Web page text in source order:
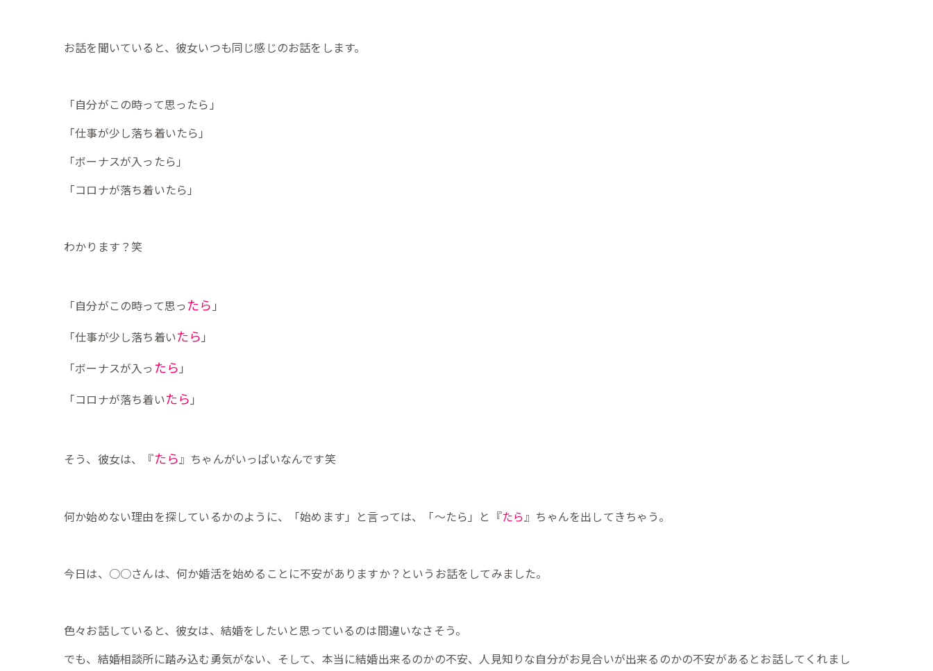
お話を聞いていると、彼女いつも同じ感じのお話をします。
「自分がこの時って思ったら」
「仕事が少し落ち着いたら」
「ボーナスが入ったら」
「コロナが落ち着いたら」
わかります？笑
「自分がこの時って思っ たら 」
「仕事が少し落ち着いたら 」
「ボーナスが入っ たら 」
「コロナが落ち着いたら 」
そう、彼女は、『たら』ちゃんがいっぱいなんです笑
何か始めない理由を探しているかのように、「始めます」と言っては、「～たら」と『たら』ちゃんを出してきちゃう。
今日は、○○さんは、何か婚活を始めることに不安がありますか？というお話をしてみました。
色々お話していると、彼女は、結婚をしたいと思っているのは間違いなさそう。
でも、結婚相談所に踏み込む勇気がない、そして、本当に結婚出来るのかの不安、人見知りな自分がお見合いが出来るのかの不安があるとお話してくれまし